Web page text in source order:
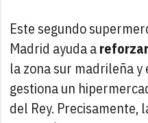
Este segundo
Madrid ayuda areforzar
la zona sur madrileña
gestiona un
del Rey. Precisamente,